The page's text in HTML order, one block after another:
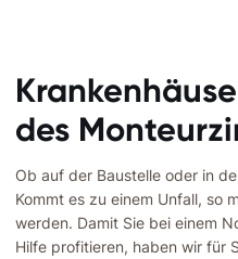
des
Ob auf der Baustelle oder in
Kommt es zu einem Unfall, so
werden. Damit Sie bei einem
Hilfe profitieren, haben wir für